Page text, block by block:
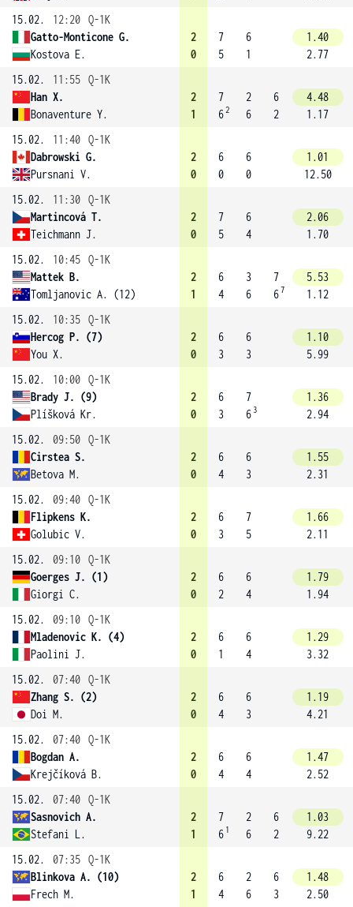
15.02.
12:20 Q-1K
Gatto-Monticone G.
Kostova E.
2
0
7
5
6
1
1.40
2.77
15.02.
11:55 Q-1K
Han X.
Bonaventure Y.
2
1
7
62
2
6
6
2
4.48
1.17
15.02.
11:40 Q-1K
Dabrowski G.
Pursnani V.
2
0
6
0
6
0
1.01
12.50
15.02.
11:30 Q-1K
Martincová T.
Teichmann J.
2
0
7
5
6
4
2.06
1.70
15.02.
10:45 Q-1K
Mattek B.
Tomljanovic A. (12)
2
1
6
4
3
6
7
67
5.53
1.12
15.02.
10:35 Q-1K
Hercog P. (7)
You X.
2
0
6
3
6
3
1.10
5.99
15.02.
10:00 Q-1K
Brady J. (9)
Plíšková Kr.
2
0
6
3
7
6 3
1.36
2.94
15.02.
09:50 Q-1K
Cirstea S.
Betova M.
2
0
6
4
6
3
1.55
2.31
15.02.
09:40 Q-1K
Flipkens K.
Golubic V.
2
0
6
3
7
5
1.66
2.11
15.02.
09:10 Q-1K
Goerges J. (1)
Giorgi C.
2
0
6
2
6
4
1.79
1.94
15.02.
09:10 Q-1K
Mladenovic K. (4)
Paolini J.
2
0
6
1
6
4
1.29
3.32
15.02.
07:40 Q-1K
Zhang S. (2)
Doi M.
2
0
6
4
6
3
1.19
4.21
15.02.
07:40 Q-1K
Bogdan A.
Krejčíková B.
2
0
6
4
6
4
1.47
2.52
15.02.
07:40 Q-1K
Sasnovich A.
Stefani L.
2
1
7
6 1
2
6
6
2
1.03
9.22
15.02.
07:35 Q-1K
Blinkova A. (10)
Frech M.
2
1
6
4
2
6
6
3
1.48
2.50